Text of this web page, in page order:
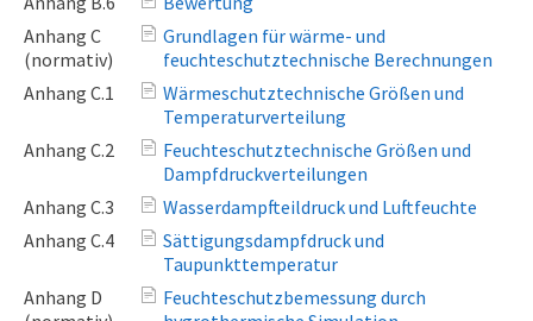
Anhang C
(normativ)
Grundlagen für wärme- und
feuchteschutztechnische Berechnungen
Anhang C.1
Wärmeschutztechnische Größen und
Temperaturverteilung
Anhang C.2
Feuchteschutztechnische Größen und
Dampfdruckverteilungen
Anhang C.3
Wasserdampfteildruck und Luftfeuchte
Anhang C.4
Sättigungsdampfdruck und
Taupunkttemperatur
Anhang D
Feuchteschutzbemessung durch